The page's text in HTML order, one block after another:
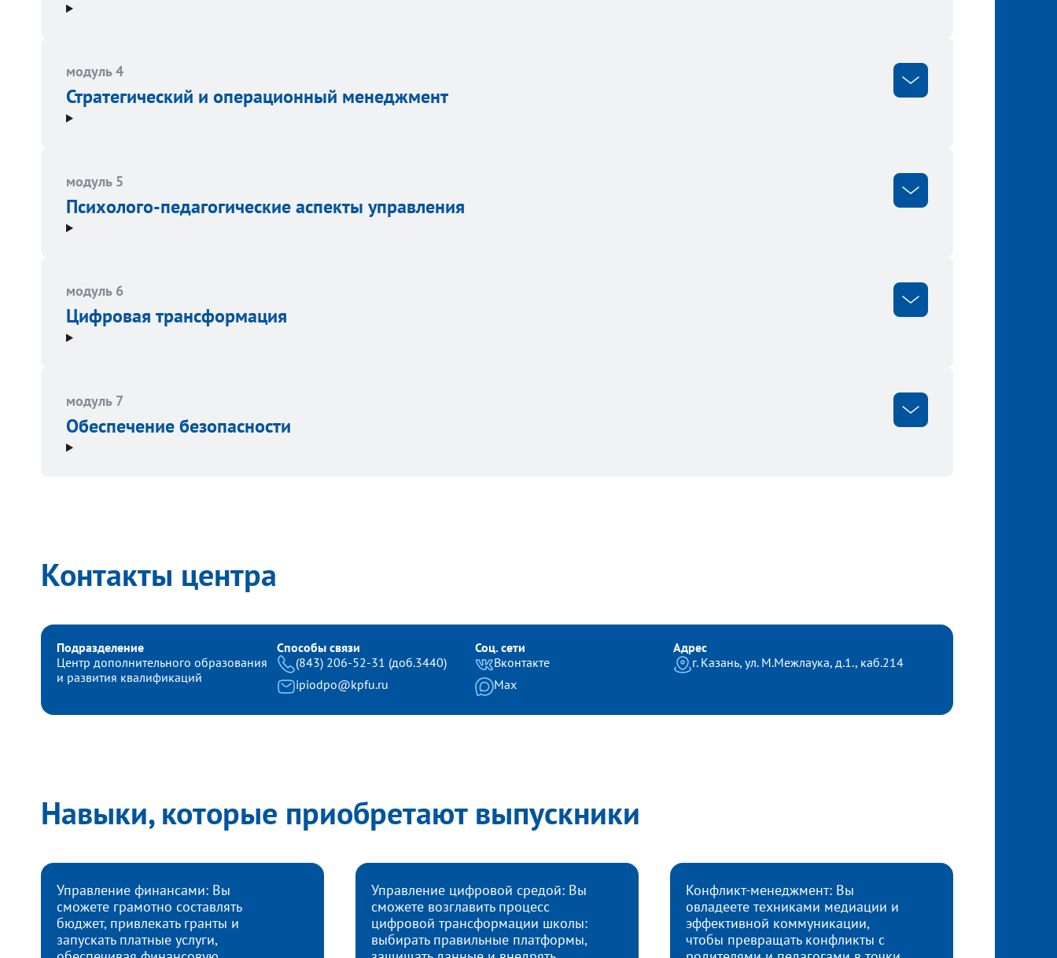
модуль 4
Стратегический и операционный менеджмент
модуль 5
Психолого-педагогические аспекты управления
модуль 6
Цифровая трансформация
модуль 7
Обеспечение безопасности
Контакты центра
Подразделение
Центр дополнительного образования
и развития квалификаций
Способы связи
(843) 206-52-31 (доб.3440)
ipiodpo@kpfu.ru
Соц. сети
Вконтакте
Max
Адрес
г. Казань, ул. М.Межлаука, д.1., каб.214
Навыки, которые приобретают выпускники
Управление финансами: Вы
сможете грамотно составлять
бюджет, привлекать гранты и
запускать платные услуги,
Управление цифровой средой: Вы
сможете возглавить процесс
цифровой трансформации школы:
выбирать правильные платформы,
Конфликт-менеджмент: Вы
овладеете техниками медиации и
эффективной коммуникации,
чтобы превращать конфликты с